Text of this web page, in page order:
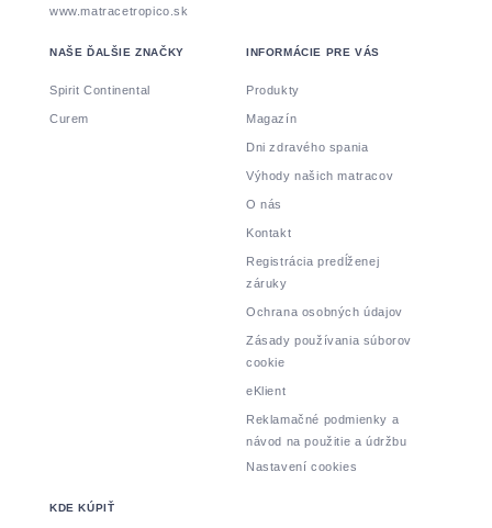
www.matracetropico.sk
NAŠE ĎALŠIE ZNAČKY
Spirit Continental
Curem
INFORMÁCIE PRE VÁS
Produkty
Magazín
Dni zdravého spania
Výhody našich matracov
O nás
Kontakt
Registrácia predĺženej
záruky
Ochrana osobných údajov
Zásady používania súborov
cookie
eKlient
Reklamačné podmienky a
návod na použitie a údržbu
Nastavení cookies
KDE KÚPIŤ